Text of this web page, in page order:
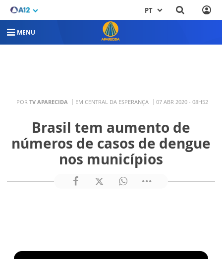
PT
MENU
POR TV APARECIDA EM CENTRAL DA ESPERANÇA 07 ABR 2020 - 08H52
Brasil tem aumento de
números de casos de dengue
nos municípios